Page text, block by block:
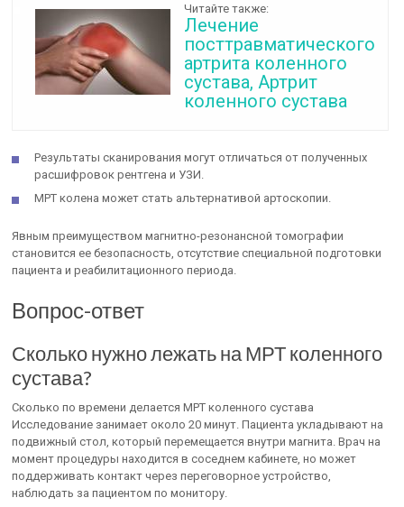
Читайте также:
Лечение
посттравматического
артрита коленного
сустава, Артрит
коленного сустава
Результаты сканирования могут отличаться от полученных
расшифровок рентгена и УЗИ.
МРТ колена может стать альтернативой артоскопии.
Явным преимуществом магнитно-резонансной томографии
становится ее безопасность, отсутствие специальной подготовки
пациента и реабилитационного периода.
Вопрос-ответ
Сколько нужно лежать на МРТ коленного
сустава?
Сколько по времени делается МРТ коленного сустава
Исследование занимает около 20 минут. Пациента укладывают на
подвижный стол, который перемещается внутри магнита. Врач на
момент процедуры находится в соседнем кабинете, но может
поддерживать контакт через переговорное устройство,
наблюдать за пациентом по монитору.